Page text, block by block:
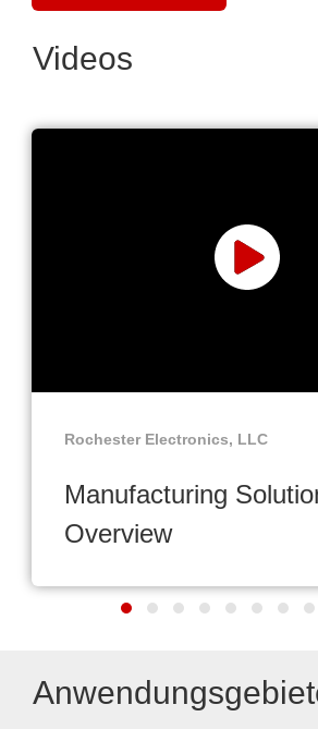
Videos
Rochester Electronics, LLC
Manufacturing
Overview